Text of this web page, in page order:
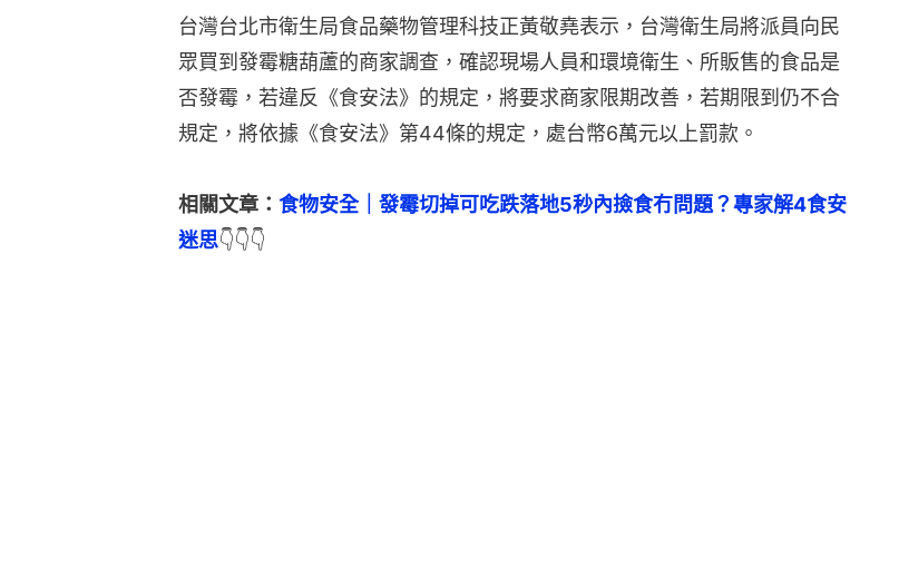
台灣台北市衛生局食品藥物管理科技正黃敬堯表示，台灣衛生局將派員向民
眾買到發霉糖葫蘆的商家調查，確認現場人員和環境衛生、所販售的食品是
否發霉，若違反《食安法》的規定，將要求商家限期改善，若期限到仍不合
規定，將依據《食安法》第44條的規定，處台幣6萬元以上罰款。
相關文章： 食物安全｜發霉切掉可吃跌落地5秒內撿食冇問題？專家解4食安
迷思👇👇👇